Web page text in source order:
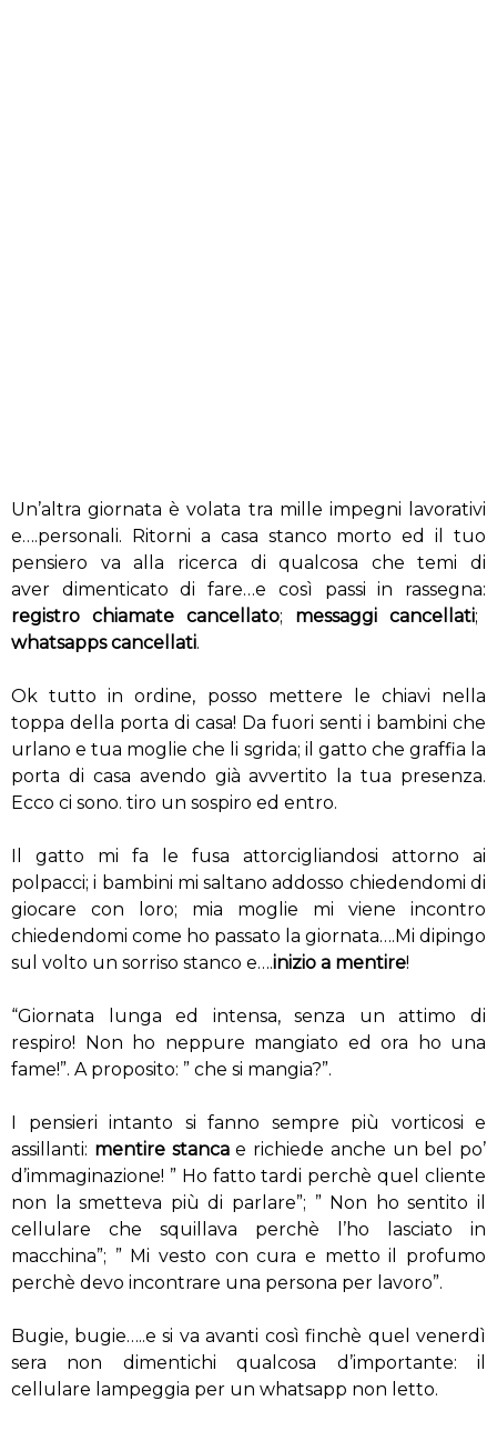
Un’altra giornata è volata tra mille impegni lavorativi
e….personali. Ritorni a casa stanco morto ed il tuo
pensiero va alla ricerca di qualcosa che temi di
aver dimenticato di fare…e così passi in rassegna:
registro chiamate cancellato; messaggi cancellati;
whatsapps cancellati.
Ok tutto in ordine, posso mettere le chiavi nella
toppa della porta di casa! Da fuori senti i bambini che
urlano e tua moglie che li sgrida; il gatto che graffia la
porta di casa avendo già avvertito la tua presenza.
Ecco ci sono. tiro un sospiro ed entro.
Il gatto mi fa le fusa attorcigliandosi attorno ai
polpacci; i bambini mi saltano addosso chiedendomi di
giocare con loro; mia moglie mi viene incontro
chiedendomi come ho passato la giornata….Mi dipingo
sul volto un sorriso stanco e….inizio a mentire!
“Giornata lunga ed intensa, senza un attimo di
respiro! Non ho neppure mangiato ed ora ho una
fame!”. A proposito: ” che si mangia?”.
I pensieri intanto si fanno sempre più vorticosi e
assillanti: mentire stancae richiede anche un bel po’
d’immaginazione! ” Ho fatto tardi perchè quel cliente
non la smetteva più di parlare”; ” Non ho sentito il
cellulare che squillava perchè l’ho lasciato in
macchina”; ” Mi vesto con cura e metto il profumo
perchè devo incontrare una persona per lavoro”.
Bugie, bugie…..e si va avanti così finchè quel venerdì
sera non dimentichi qualcosa d’importante: il
cellulare lampeggia per un whatsapp non letto.